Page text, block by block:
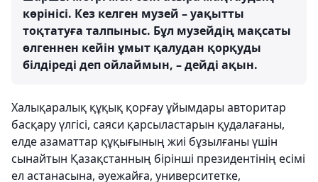
көрінісі. Кез келген музей – уақытты
тоқтатуға талпыныс. Бұл музейдің мақсаты
өлгеннен кейін ұмыт қалудан қорқуды
білдіреді деп ойлаймын, – дейді ақын.
Халықаралық құқық қорғау ұйымдары авторитар
басқару үлгісі, саяси қарсыластарын қудалағаны,
елде азаматтар құқығының жиі бұзылғаны үшін
сынайтын Қазақстанның бірінші президентінің есімі
ел астанасына, әуежайға, университетке,